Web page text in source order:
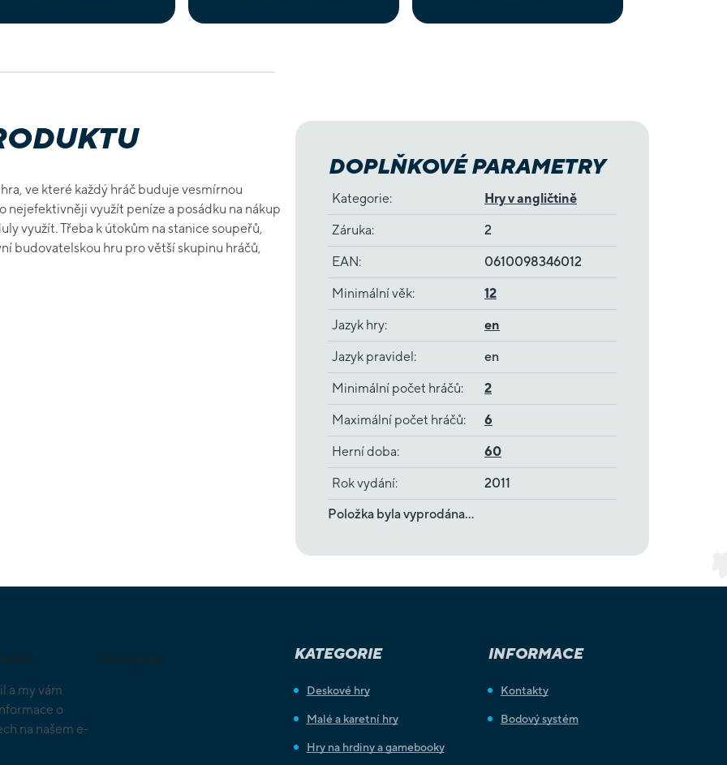
ve které každý hráč buduje vesmírnou
nejefektivněji využít peníze a posádku na nákup
využít. Třeba k útokům na stanice soupeřů,
budovatelskou hru pro větší skupinu hráčů,
DOPLŇKOVÉ PARAMETRY
Kategorie: Hry v angličtině
Záruka: 2
EAN: 0610098346012
Minimální věk: 12
Jazyk hry: en
Jazyk pravidel: en
Minimální počet hráčů: 2
Maximální počet hráčů: 6
Herní doba: 60
Rok vydání:
2011
Položka byla vyprodána…
a my vám
o
na našem e-
Instagram KATEGORIE
Deskové hry
Malé a karetní hry
Hry na hrdiny a gamebooky
INFORMACE
Kontakty
Bodový systém